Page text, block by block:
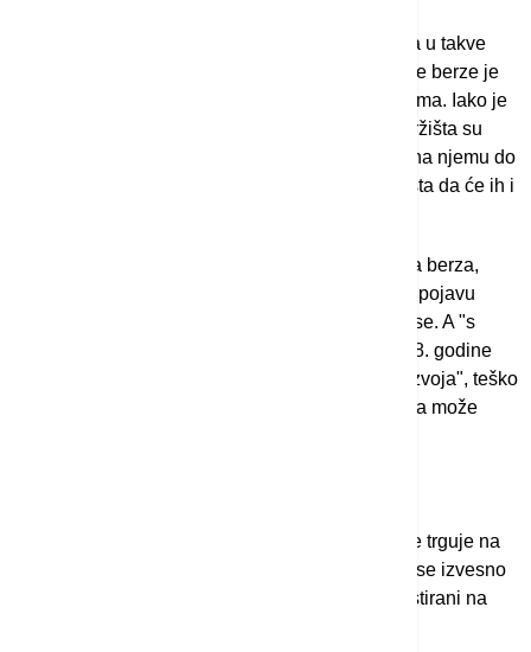
nezainteresovanost malih investitora za ulaganja u takve
kompanije", kaže on. "SMART listing Beogradske berze je
namenjen upravo malim i inovativnim kompanijama. Iako je
deo regulisanog tržišta, uslovi za ovaj segment tržišta su
dosta fleksibilniji u odnosu na Listing. Međutim, na njemu do
sada nije bilo kompanija, pri čemu nisam optimista da će ih i
Prema Radakovićevim rečima, razvijena domaća berza,
odnosno tržište kapitala osnovni je preduslov za pojavu
fondovske industrije koja bi ulagala u male biznise. A "s
obzirom na to da se naša berza nakon loma 2008. godine
nikada više oporavila po pitanju prometa, ali i razvoja", teško
je zamisliti da se opisani strani model investiranja može
Mada Srbija trenutno nema nijedan fond kojim se trguje na
Beogradskoj berzi, poslednjih godina primećuje se izvesno
jačanje sektora investicionih fondova koji nisu listirani na